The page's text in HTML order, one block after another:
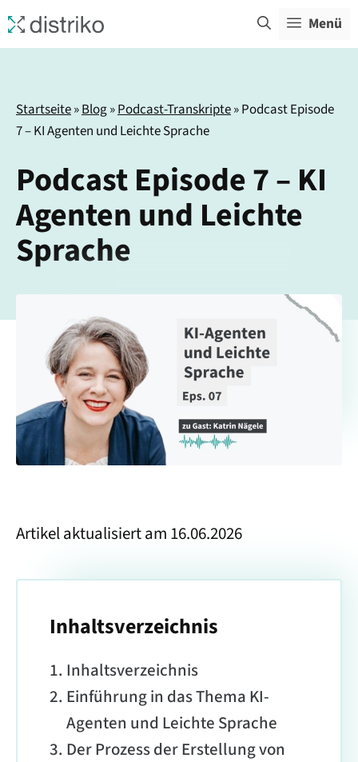
Inhalt
springen
Menü
Startseite»Blog»Podcast-Transkripte»Podcast Episode
7 – KI Agenten und Leichte Sprache
Podcast Episode 7 – KI
Agenten und Leichte
Sprache
Artikel aktualisiert am 16.06.2026
Inhaltsverzeichnis
Inhaltsverzeichnis
Einführung in das Thema KI-
Agenten und Leichte Sprache
Der Prozess der Erstellung von